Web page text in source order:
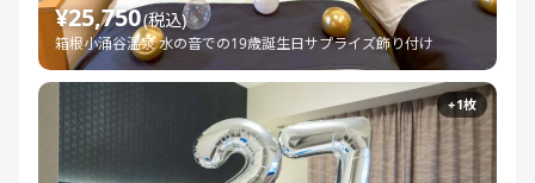
¥25,750(税込)
箱根小涌谷温泉 水の音での19歳誕生日サプライズ飾り付け
+1枚